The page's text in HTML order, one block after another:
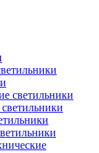
светильники